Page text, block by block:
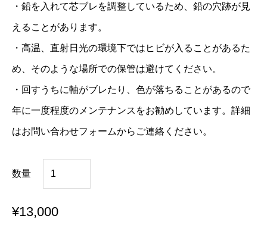
・鉛を入れて芯ブレを調整しているため、鉛の穴跡が見
えることがあります。
・高温、直射日光の環境下ではヒビが入ることがあるた
め、そのような場所での保管は避けてください。
・回すうちに軸がブレたり、色が落ちることがあるので
年に一度程度のメンテナンスをお勧めしています。詳細
はお問い合わせフォームからご連絡ください。
数量
潮
¥13,000